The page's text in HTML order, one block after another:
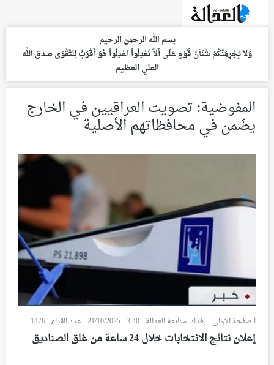
بسم الله الرحمن الرحيم
وَلاَ يَجْرِمَنَّكُمْ شَنَآنُ قَوْمٍ عَلَى أَلاَّ تَعْدِلُواْ اعْدِلُواْ هُوَ أَقْرَبُ لِلتَّقْوَىصدق الله
العلي العظيم
المفوضية: تصويت العراقيين في الخارج
يضّمن في محافظاتهم الأصلية
الصفحة الاولى-بغداد: متابعة العدالة - 3:40 - 21/10/2025 -عدد القراء : 1476
إعلان نتائج الانتخابات خلال 24 ساعة من غلق الصناديق